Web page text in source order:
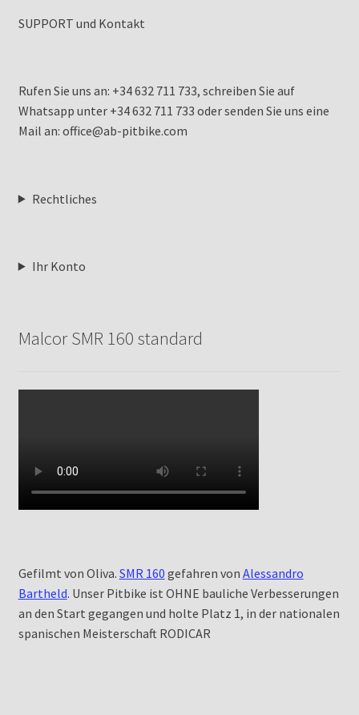
SUPPORT und Kontakt
Rufen Sie uns an: +34 632 711 733, schreiben Sie auf
Whatsapp unter +34 632 711 733 oder senden Sie uns eine
Mail an: office@ab-pitbike.com
Rechtliches
Ihr Konto
Malcor SMR 160 standard
Gefilmt von Oliva. SMR 160 gefahren von Alessandro
Bartheld. Unser Pitbike ist OHNE bauliche Verbesserungen
an den Start gegangen und holte Platz 1, in der nationalen
spanischen Meisterschaft RODICAR